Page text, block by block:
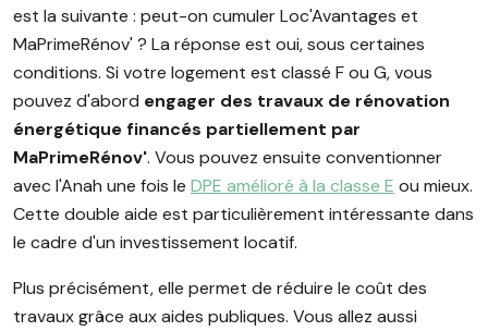
est la suivante : peut-on cumuler Loc'Avantages et
MaPrimeRénov' ? La réponse est oui, sous certaines
conditions. Si votre logement est classé F ou G, vous
pouvez d'abord engager des travaux de rénovation
énergétique financés partiellement par
MaPrimeRénov'. Vous pouvez ensuite conventionner
avec l'Anah une fois le DPE amélioré à la classe E ou mieux.
Cette double aide est particulièrement intéressante dans
le cadre d'un investissement locatif.
Plus précisément, elle permet de réduire le coût des
travaux grâce aux aides publiques. Vous allez aussi